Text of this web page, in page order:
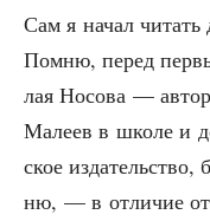
Сам я начал
Пом­ню, перед
лая Носо­ва —
Мале­ев в шко­ле и
ское
ню, — в отли­чие